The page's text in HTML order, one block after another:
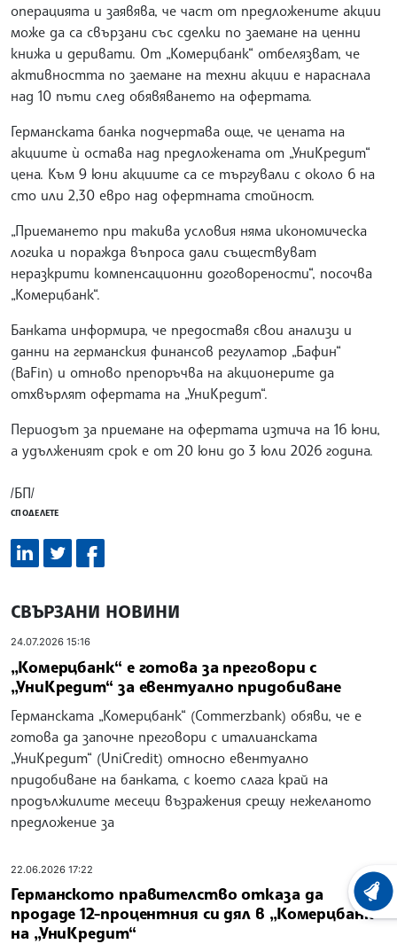
операцията и заявява, че част от предложените акции
може да са свързани със сделки по заемане на ценни
книжа и деривати. От „Комерцбанк“ отбелязват, че
активността по заемане на техни акции е нараснала
над 10 пъти след обявяването на офертата.
Германската банка подчертава още, че цената на
акциите ѝ остава над предложената от „УниКредит“
цена. Към 9 юни акциите са се търгували с около 6 на
сто или 2,30 евро над офертната стойност.
„Приемането при такива условия няма икономическа
логика и поражда въпроса дали съществуват
неразкрити компенсационни договорености“, посочва
„Комерцбанк“.
Банката информира, че предоставя свои анализи и
данни на германския финансов регулатор „Бафин“
(BaFin) и отново препоръчва на акционерите да
отхвърлят офертата на „УниКредит“.
Периодът за приемане на офертата изтича на 16 юни,
а удълженият срок е от 20 юни до 3 юли 2026 година.
/БП/
СПОДЕЛЕТЕ
СВЪРЗАНИ НОВИНИ
24.07.2026 15:16
„Комерцбанк“ е готова за преговори с
„УниКредит“ за евентуално придобиване
Германската „Комерцбанк“ (Commerzbank) обяви, че е
готова да започне преговори с италианската
„УниКредит“ (UniCredit) относно евентуално
придобиване на банката, с което слага край на
продължилите месеци възражения срещу нежеланото
предложение за
22.06.2026 17:22
Германското правителство отказа да
продаде 12-процентния си дял в „Комерцбанк“
на „УниКредит“